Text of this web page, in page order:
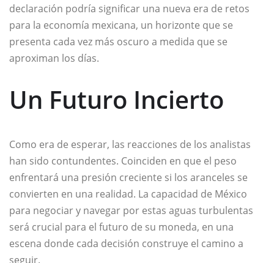
declaración podría significar una nueva era de retos
para la economía mexicana, un horizonte que se
presenta cada vez más oscuro a medida que se
aproximan los días.
Un Futuro Incierto
Como era de esperar, las reacciones de los analistas
han sido contundentes. Coinciden en que el peso
enfrentará una presión creciente si los aranceles se
convierten en una realidad. La capacidad de México
para negociar y navegar por estas aguas turbulentas
será crucial para el futuro de su moneda, en una
escena donde cada decisión construye el camino a
seguir.